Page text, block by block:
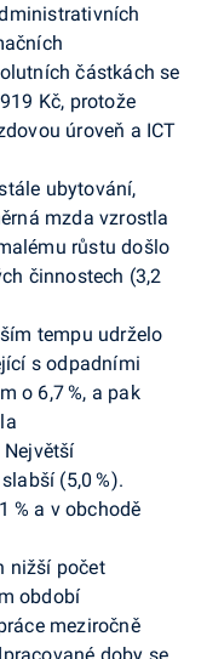
částkách se
Kč, protože
úroveň a ICT
ubytování,
mzda vzrostla
růstu došlo
činnostech (3,2
tempu udrželo
s odpadními
o 6,7 %, a pak
Největší
(5,0 %).
% a v obchodě
nižší počet
období
meziročně